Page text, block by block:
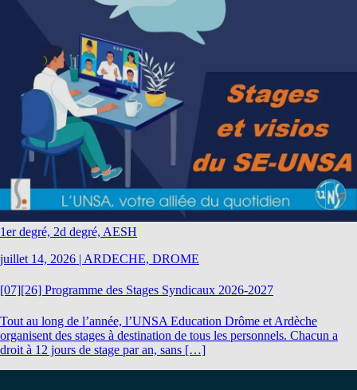
1er degré, 2d degré, AESH
juillet 14, 2026 | ARDECHE, DROME
[07][26] Programme des Stages Syndicaux 2026-2027
Tout au long de l’année, l’UNSA Education Drôme et Ardèche
organisent des stages à destination de tous les personnels. Chacun a
droit à 12 jours de stage par an, sans […]